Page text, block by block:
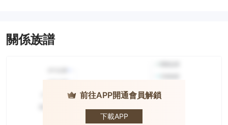
關係族譜
前往APP開通會員解鎖
下載APP